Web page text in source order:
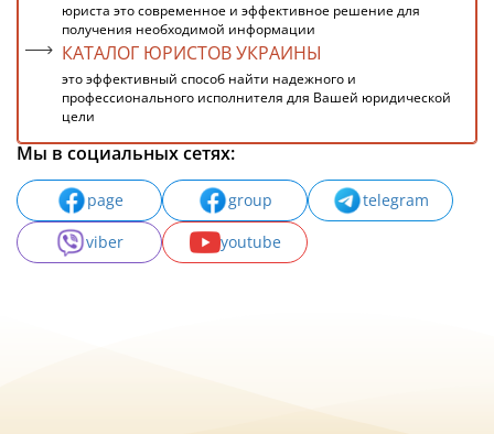
юриста это современное и эффективное решение для
получения необходимой информации
КАТАЛОГ ЮРИСТОВ УКРАИНЫ
это эффективный способ найти надежного и
профессионального исполнителя для Вашей юридической
цели
Мы в социальных сетях:
page group
telegram
viber
youtube